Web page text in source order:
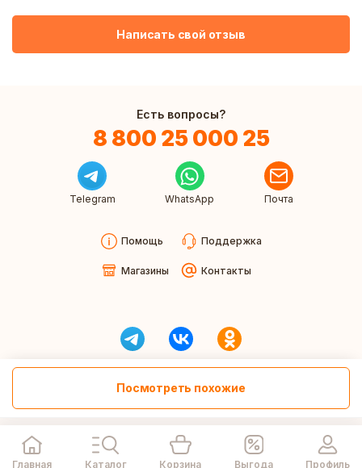
Посмотреть похожие
Написать свой отзыв
Есть вопросы?
8 800 25 000 25
Telegram WhatsApp Почта
Помощь Поддержка
Магазины Контакты
Главная Каталог Корзина Выгода Профиль